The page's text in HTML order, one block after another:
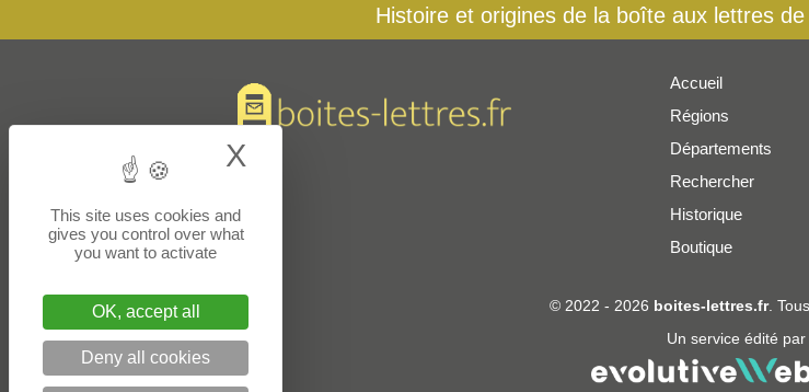
Histoire et origines de la boîte aux lettres
Accueil
Régions
Départements
Rechercher
Historique
Boutique
© 2022 - 2026 boites-lettres.fr.
Un service édité par
This site uses cookies and
gives you control over what
you want to activate
OK, accept all
Deny all cookies
X